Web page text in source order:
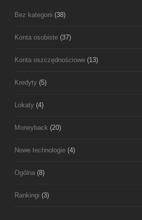
Bez kategorii (38)
Konta osobiste (37)
Konta oszczędnościowe (13)
Kredyty (5)
Lokaty (4)
Moneyback (20)
Nowe technologie (4)
Ogólna (8)
Rankingi (3)